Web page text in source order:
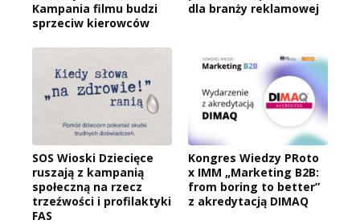
Kampania filmu budzi
sprzeciw kierowców
dla branży reklamowej
SOS Wioski Dziecięce
ruszają z kampanią
społeczną na rzecz
trzeźwości i profilaktyki
FAS
Kongres Wiedzy PRoto
x IMM „Marketing B2B:
from boring to better”
z akredytacją DIMAQ